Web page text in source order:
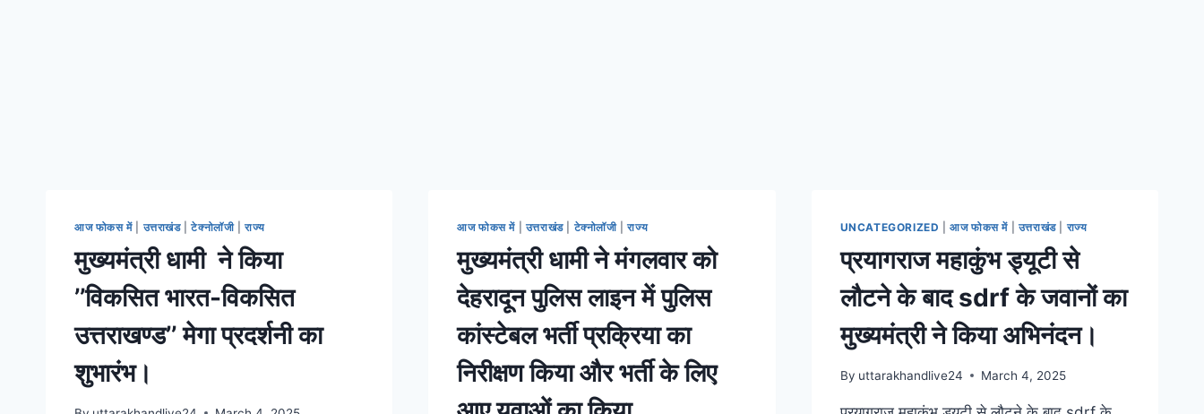
आज फोकस में| उत्तराखंड|टेक्नोलॉजी|राज्य
मुख्यमंत्री धामी ने किया
’’विकसित भारत-विकसित
उत्तराखण्ड’’ मेगा प्रदर्शनी का
शुभारंभ।
आज फोकस में उत्तराखंड| टेक्नोलॉजी|राज्य
मुख्यमंत्री धामी ने मंगलवार को
देहरादून पुलिस लाइन में पुलिस
कांस्टेबल भर्ती प्रक्रिया का
निरीक्षण किया और भर्ती के लिए
UNCATEGORIZED |आज फोकस में| उत्तराखंड| राज्य
प्रयागराज महाकुंभ ड्यूटी से
लौटने के बाद sdrf के जवानों का
मुख्यमंत्री ने किया अभिनंदन।
By uttarakhandlive24 March 4, 2025